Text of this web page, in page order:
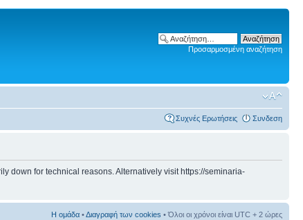
Προσαρμοσμένη αναζήτηση
Συχνές Ερωτήσεις Συνδεση
down for technical reasons. Alternatively visit https://seminaria-
Η ομάδα •Διαγραφή των cookies • Όλοι οι χρόνοι είναι UTC + 2 ώρες